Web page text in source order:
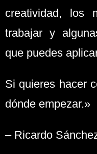
creatividad, los
trabajar y
que puedes
Si quieres hacer
dónde empezar.»
– Ricardo